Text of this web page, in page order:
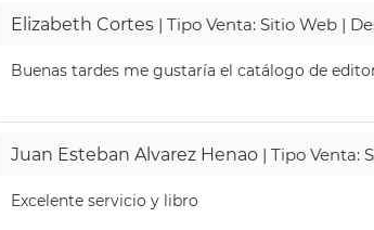
Elizabeth Cortes | Tipo Venta: Sitio Web |
Buenas tardes me gustaría el catálogo de
Juan Esteban Alvarez Henao | Tipo Venta:
Excelente servicio y libro